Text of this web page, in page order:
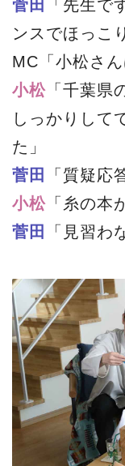
菅田
「先生で
ンスでほっこ
MC「小松さん
小松「千葉県
しっかりして
た」
菅田
「質疑応
小松「糸の本
菅田
「見習わ